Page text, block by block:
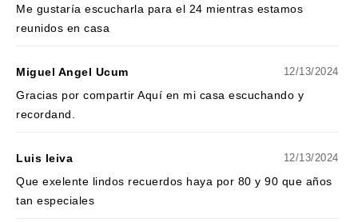
Me gustaría escucharla para el 24 mientras estamos
reunidos en casa
Miguel Angel Ucum 12/13/2024
Gracias por compartir Aquí en mi casa escuchando y
recordand.
Luis leiva 12/13/2024
Que exelente lindos recuerdos haya por 80 y 90 que años
tan especiales